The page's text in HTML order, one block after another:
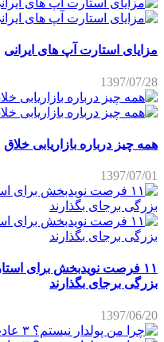
مزایای استارت آپ های ایرانی
1397/07/28
همه چیز درباره بازاریابی خلاق
1397/07/01
۱۱ فرصت نویدبخش برای
بزرگی برجای بگذارند
1397/06/20